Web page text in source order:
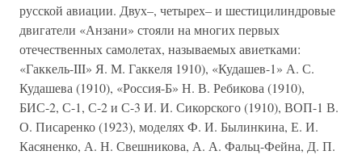
русской авиации. Двух–, четырех– и шестицилиндровые
двигатели «Анзани» стояли на многих первых
отечественных самолетах, называемых авиетками:
«Гаккель-III» Я. М. Гаккеля 1910), «Кудашев-1» А. С.
Кудашева (1910), «Россия-Б» Н. В. Ребикова (1910),
БИС-2, С-1, С-2 и С-3 И. И. Сикорского (1910), ВОП-1 В.
О. Писаренко (1923), моделях Ф. И. Былинкина, Е. И.
Касяненко, А. Н. Свешникова, А. А. Фальц-Фейна, Д. П.